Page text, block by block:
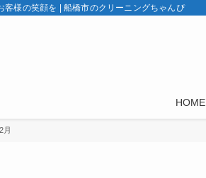
客様の笑顔を | 船橋市のクリーニングちゃんぴ
HOME
2月